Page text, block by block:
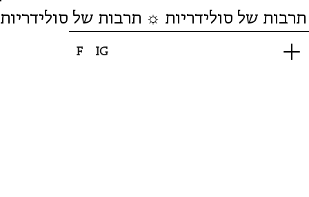
F IG
של סולידריות ☼ תרבות של סולידריות